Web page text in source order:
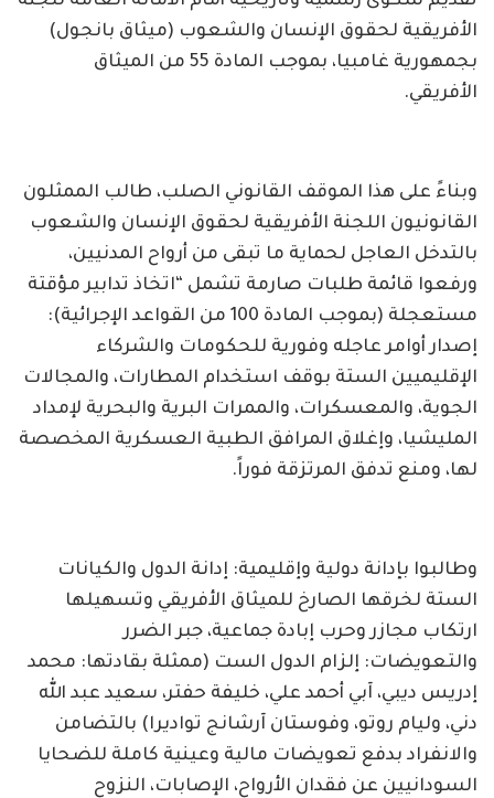
الأفريقية لحقوق الإنسان والشعوب (ميثاق بانجول)
بجمهورية غامبيا، بموجب المادة 55 من الميثاق
الأفريقي.
وبناءً على هذا الموقف القانوني الصلب، طالب الممثلون
القانونيون اللجنة الأفريقية لحقوق الإنسان والشعوب
بالتدخل العاجل لحماية ما تبقى من أرواح المدنيين،
ورفعوا قائمة طلبات صارمة تشمل “اتخاذ تدابير مؤقتة
مستعجلة (بموجب المادة 100 من القواعد الإجرائية):
إصدار أوامر عاجله وفورية للحكومات والشركاء
الإقليميين الستة بوقف استخدام المطارات، والمجالات
الجوية، والمعسكرات، والممرات البرية والبحرية لإمداد
المليشيا، وإغلاق المرافق الطبية العسكرية المخصصة
لها، ومنع تدفق المرتزقة فوراً.
وطالبوا بإدانة دولية وإقليمية: إدانة الدول والكيانات
الستة لخرقها الصارخ للميثاق الأفريقي وتسهيلها
ارتكاب مجازر وحرب إبادة جماعية، جبر الضرر
والتعويضات: إلزام الدول الست (ممثلة بقادتها: محمد
إدريس ديبي، آبي أحمد علي، خليفة حفتر، سعيد عبد الله
دني، وليام روتو، وفوستان آرشانج تواديرا) بالتضامن
والانفراد بدفع تعويضات مالية وعينية كاملة للضحايا
السودانيين عن فقدان الأرواح، الإصابات، النزوح